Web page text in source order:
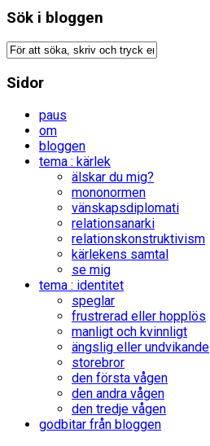
Sök i bloggen
Sidor
paus
om
bloggen
tema : kärlek
älskar du mig?
mononormen
vänskapsdiplomati
relationsanarki
relationskonstruktivism
kärlekens samtal
se mig
tema : identitet
speglar
frustrerad eller hopplös
manligt och kvinnligt
ängslig eller undvikande
storebror
den första vågen
den andra vågen
den tredje vågen
godbitar från bloggen